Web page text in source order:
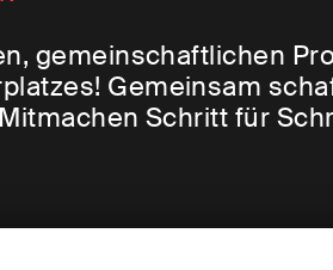
gemeinschaftlichen
Gemeinsam
Schritt für
am